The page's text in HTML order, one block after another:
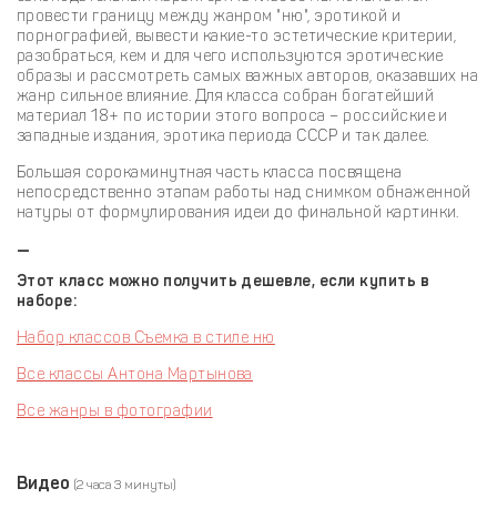
провести границу между жанром "ню", эротикой и
порнографией, вывести какие-то эстетические критерии,
разобраться, кем и для чего используются эротические
образы и рассмотреть самых важных авторов, оказавших на
жанр сильное влияние. Для класса собран богатейший
материал 18+ по истории этого вопроса – российские и
западные издания, эротика периода СССР и так далее.
Большая сорокаминутная часть класса посвящена
непосредственно этапам работы над снимком обнаженной
натуры от формулирования идеи до финальной картинки.
—
Этот класс можно получить дешевле, если купить в
наборе:
Набор классов Съемка в стиле ню
Все классы Антона Мартынова
Все жанры в фотографии
Видео (2 часа 3 минуты)